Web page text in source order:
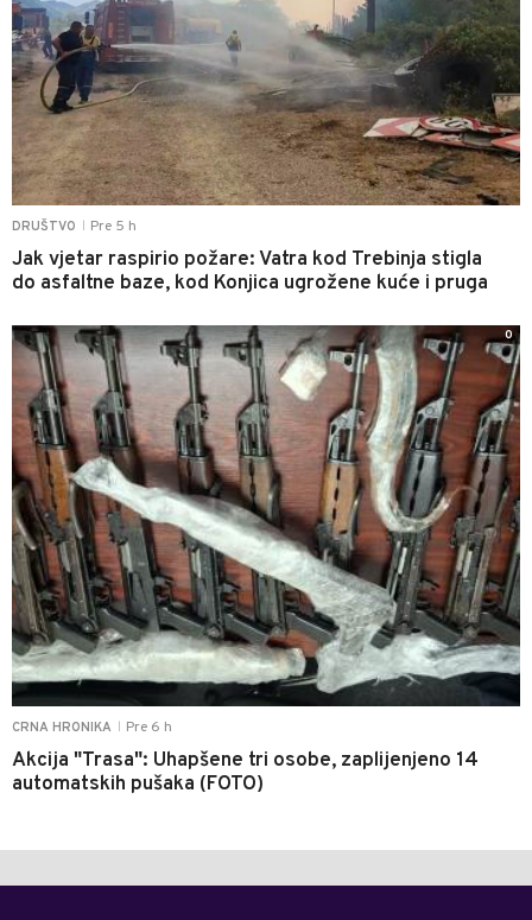
DRUŠTVO Pre 5 h
Jak vjetar raspirio požare: Vatra kod Trebinja stigla
do asfaltne baze, kod Konjica ugrožene kuće i pruga
CRNA HRONIKA Pre 6 h
Akcija "Trasa": Uhapšene tri osobe, zaplijenjeno 14
automatskih pušaka (FOTO)
0